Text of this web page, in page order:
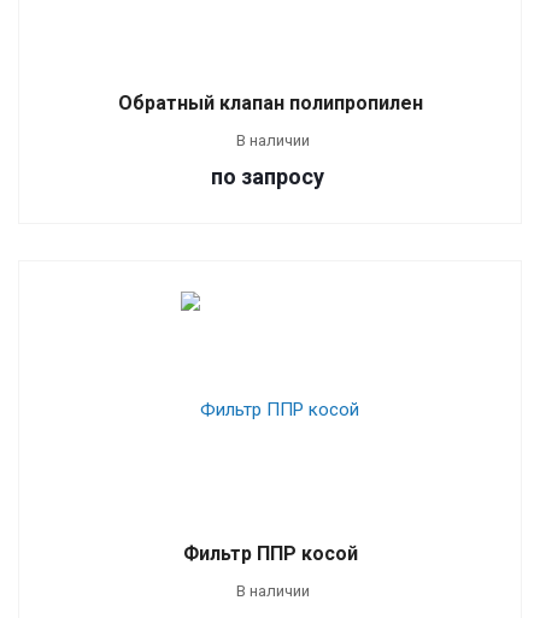
Обратный клапан полипропилен
В наличии
по запросу
Фильтр ППР косой
В наличии